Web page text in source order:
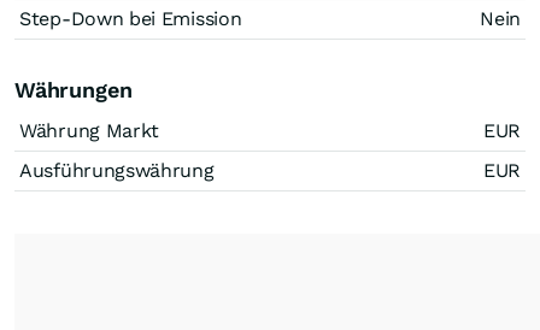
Step-Down bei Emission
Nein
Währungen
Währung Markt
EUR
Ausführungswährung
EUR